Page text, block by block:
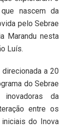
nascem da
pelo Sebrae
Marandu nesta
Luís.
a 20
do Sebrae
da
entre os
do Inova